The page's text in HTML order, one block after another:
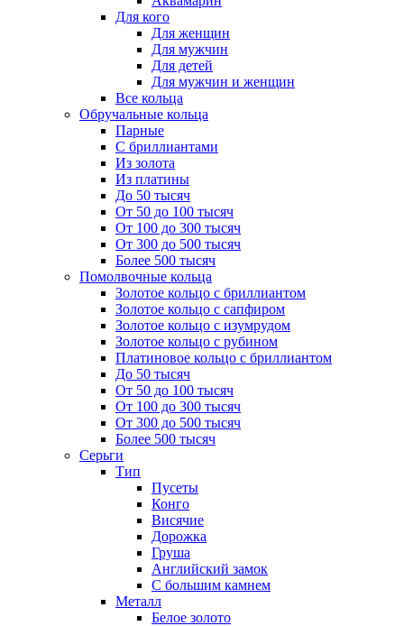
Для кого
Для женщин
Для мужчин
Для детей
Для мужчин и женщин
Все кольца
Обручальные кольца
Парные
С бриллиантами
Из золота
Из платины
До 50 тысяч
От 50 до 100 тысяч
От 100 до 300 тысяч
От 300 до 500 тысяч
Более 500 тысяч
Помолвочные кольца
Золотое кольцо с бриллиантом
Золотое кольцо с сапфиром
Золотое кольцо с изумрудом
Золотое кольцо с рубином
Платиновое кольцо с бриллиантом
До 50 тысяч
От 50 до 100 тысяч
От 100 до 300 тысяч
От 300 до 500 тысяч
Более 500 тысяч
Серьги
Тип
Пусеты
Конго
Висячие
Дорожка
Груша
Английский замок
С большим камнем
Металл
Белое золото